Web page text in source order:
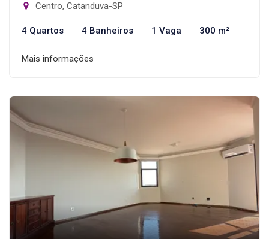
Centro, Catanduva-SP
4 Quartos 4 Banheiros 1 Vaga 300 m²
Mais informações